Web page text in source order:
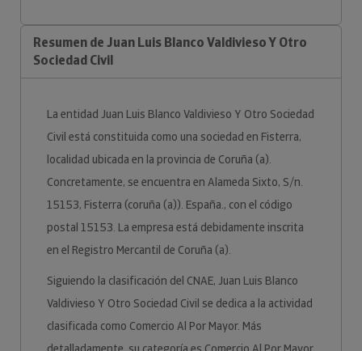
Resumen de Juan Luis Blanco Valdivieso Y Otro
Sociedad Civil
La entidad Juan Luis Blanco Valdivieso Y Otro Sociedad
Civil está constituida como una sociedad en Fisterra,
localidad ubicada en la provincia de Coruña (a).
Concretamente, se encuentra en Alameda Sixto, S/n.
15153, Fisterra (coruña (a)). España., con el código
postal 15153. La empresa está debidamente inscrita
en el Registro Mercantil de Coruña (a).
Siguiendo la clasificación del CNAE, Juan Luis Blanco
Valdivieso Y Otro Sociedad Civil se dedica a la actividad
clasificada como Comercio Al Por Mayor. Más